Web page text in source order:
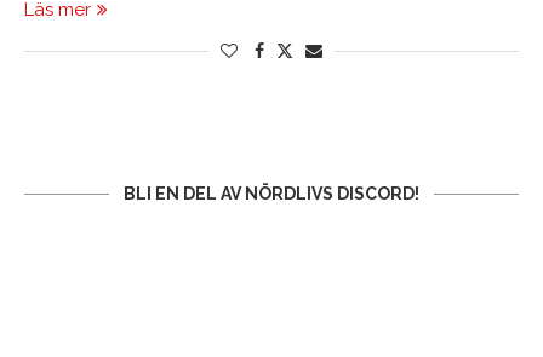
Läs mer
BLI EN DEL AV NÖRDLIVS DISCORD!